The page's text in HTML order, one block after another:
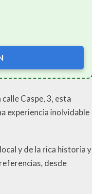
Caspe, 3, esta
experiencia inolvidable
y de la rica historia y
desde